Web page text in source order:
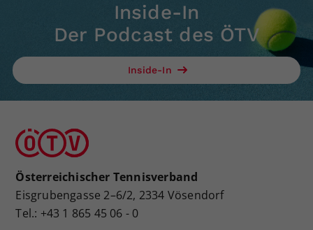
Inside-In
Der Podcast des ÖTV
Inside-In
Österreichischer Tennisverband
Eisgrubengasse 2–6/2, 2334 Vösendorf
Tel.: +43 1 865 45 06 - 0